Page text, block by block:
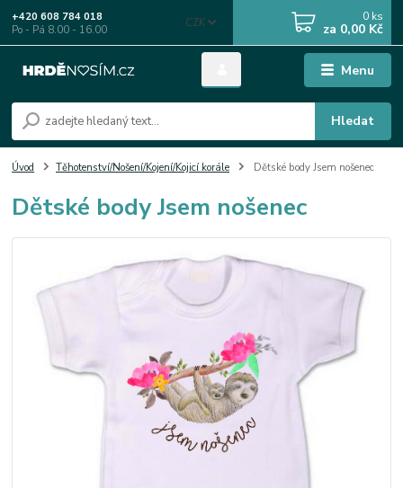
Menu
CZK
Hledat
+420 608 784 018
Po - Pá 8.00 - 16.00
0 ks
za 0,00 Kč
Úvod Těhotenství/Nošení/Kojení/Kojicí korále Dětské body Jsem nošenec
Dětské body Jsem nošenec